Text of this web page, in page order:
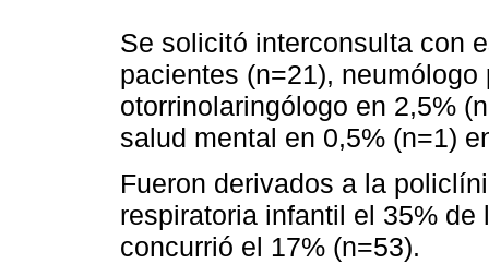
Se solicitó interconsulta con
pacientes (n=21),
otorrinolaringólogo en 2,5%
salud mental en 0,5% (n=1)
Fueron derivados a la
respiratoria infantil el 35%
concurrió el 17% (n=53).